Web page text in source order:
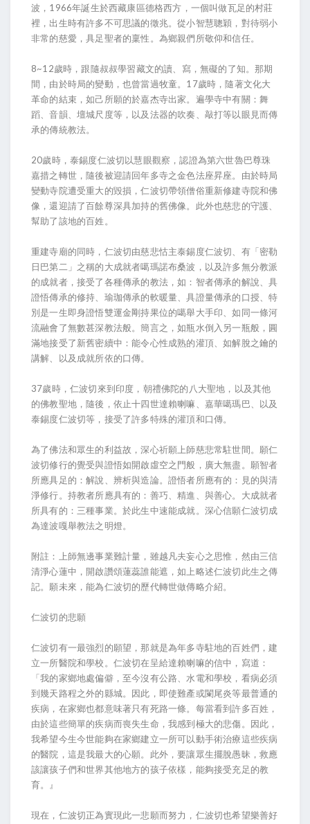
波，1966年誕生於西藏康區德格西方，一個叫做瓦足的村莊
裡，出生時有許多不可思議的徵兆。從小智慧聰穎，對待弱小
非常的慈愛，具足聖者的稟性。為鄉親們所敬仰和信任。
8~12歲時，跟隨叔叔學習藏文的讀、寫，無礙的了知。那期
間，由於時局的變動，也曾當過牧童。17歲時，隨著文化大
革命的結束，如己所願的於嘉杰寺出家。遍學寺中有關：舞
蹈、音韻、壇城尺度等，以及法器的吹奏、敲打等以眼見而傳
承的傳統教法。
20歲時，泰錫度仁波切以慧眼觀察，認證為第六世魯巴尊珠
嘉措之轉世，隨後被迎請回年多寺之金色法座昇座。由於時局
變動寺院遭受重大的毀損，仁波切帶領僧俗重新修建寺院和佛
像，還迎請了百餘尊深具加持的舊佛像。此外也慈悲的守護、
幫助了該地的百姓。
重建寺廟的同時，仁波切由慈悲怙主泰錫度仁波切、有「密勒
日巴第二」之稱的大成就者噶瑪諾布桑波，以及許多無分教派
的成就者，接受了各種傳承的教法，如：智者傳承的解說、具
證悟傳承的修持、瑜珈傳承的軟暖量、具證量傳承的口授、特
別是一生即身證悟雙運金剛持果位的噶舉大手印、如同一條河
流融會了無數甚深教法般。簡言之，如瓶水倒入另一瓶般，圓
滿地接受了新舊密續中：能令心性成熟的灌頂、如解脫之鑰的
講解、以及成就所依的口傳。
37歲時，仁波切來到印度，朝禮佛陀的八大聖地，以及其他
的佛教聖地，隨後，依止十四世達賴喇嘛、嘉華噶瑪巴、以及
泰錫度仁波切等，接受了許多特殊的灌頂和口傳。
為了佛法和眾生的利益故，深心祈願上師慈悲常駐世間。願仁
波切修行的覺受與證悟如開啟虛空之門般，廣大無盡。願智者
所應具足的：解說、辨析與造論。證悟者所應有的：見的與清
淨修行。持教者所應具有的：善巧、精進、與善心。大成就者
所具有的：三種事業。於此生中速能成就。深心信願仁波切成
為達波嘎舉教法之明燈。
附註：上師無邊事業難計量，雖越凡夫妄心之思惟，然由三信
清淨心蓮中，開啟讚頌蓮蕊誰能遮，如上略述仁波切此生之傳
記。願未來，能為仁波切的歷代轉世做傳略介紹。
仁波切的悲願
仁波切有一最強烈的願望，那就是為年多寺駐地的百姓們，建
立一所醫院和學校。仁波切在呈給達賴喇嘛的信中，寫道：
「我的家鄉地處偏僻，至今沒有公路、水電和學校，看病必須
到幾天路程之外的縣城。因此，即使難產或闌尾炎等最普通的
疾病，在家鄉也都意味著只有死路一條。每當看到許多百姓，
由於這些簡單的疾病而喪失生命，我感到極大的悲傷。因此，
我希望今生今世能夠在家鄉建立一所可以動手術治療這些疾病
的醫院，這是我最大的心願。此外，要讓眾生擺脫愚昧，救應
該讓孩子們和世界其他地方的孩子依樣，能夠接受充足的教
育。』
現在，仁波切正為實現此一悲願而努力，仁波切也希望樂善好